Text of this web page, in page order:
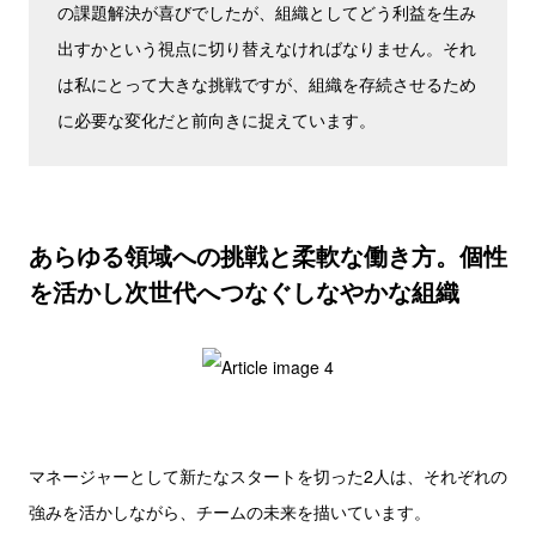
の課題解決が喜びでしたが、組織としてどう利益を生み
出すかという視点に切り替えなければなりません。それ
は私にとって大きな挑戦ですが、組織を存続させるため
に必要な変化だと前向きに捉えています。
あらゆる領域への挑戦と柔軟な働き方。個性
を活かし次世代へつなぐしなやかな組織
マネージャーとして新たなスタートを切った2人は、それぞれの
強みを活かしながら、チームの未来を描いています。